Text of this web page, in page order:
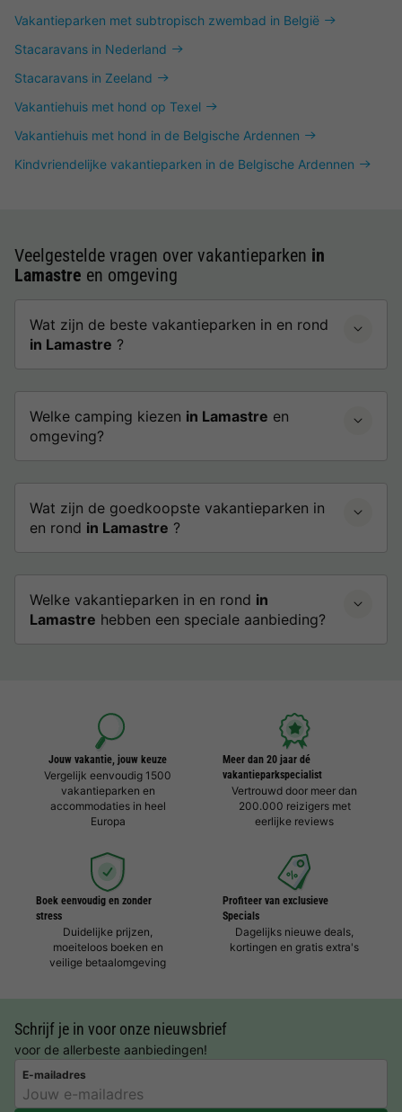
Vakantieparken met subtropisch zwembad in België
Stacaravans in Nederland
Stacaravans in Zeeland
Vakantiehuis met hond op Texel
Vakantiehuis met hond in de Belgische Ardennen
Kindvriendelijke vakantieparken in de Belgische Ardennen
Veelgestelde vragen over vakantieparken in
Lamastre en omgeving
Wat zijn de beste vakantieparken in en rond
in Lamastre ?
Welke camping kiezen in Lamastre en
omgeving?
Wat zijn de goedkoopste vakantieparken in
en rond in Lamastre ?
Welke vakantieparken in en rond in
Lamastre hebben een speciale aanbieding?
Jouw vakantie, jouw keuze
Vergelijk eenvoudig 1500
vakantieparken en
accommodaties in heel
Europa
Meer dan 20 jaar dé
vakantieparkspecialist
Vertrouwd door meer dan
200.000 reizigers met
eerlijke reviews
Boek eenvoudig en zonder
stress
Duidelijke prijzen,
moeiteloos boeken en
veilige betaalomgeving
Profiteer van exclusieve
Specials
Dagelijks nieuwe deals,
kortingen en gratis extra's
Schrijf je in voor onze nieuwsbrief
voor de allerbeste aanbiedingen!
E-mailadres